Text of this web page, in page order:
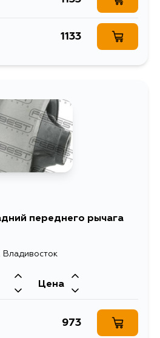
1133
переднего рычага
Владивосток
Цена
973